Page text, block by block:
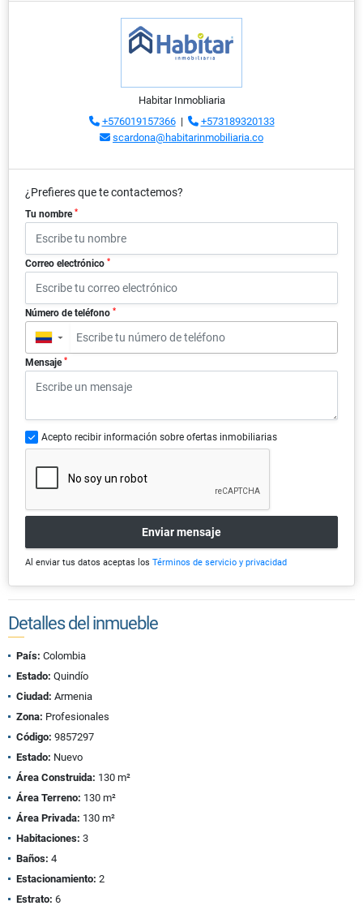
Habitar Inmobliaria
+576019157366|
+573189320133
scardona@habitarinmobiliaria.co
¿Prefieres que te contactemos?
Tu nombre *
Correo electrónico *
Número de teléfono *
▼
Mensaje *
Acepto recibir información sobre ofertas inmobiliarias
Enviar mensaje
Al enviar tus datos aceptas los Términos de servicio y privacidad
Detalles del inmueble
País: Colombia
Estado: Quindío
Ciudad: Armenia
Zona: Profesionales
Código: 9857297
Estado: Nuevo
Área Construida: 130 m²
Área Terreno: 130 m²
Área Privada: 130 m²
Habitaciones: 3
Baños: 4
Estacionamiento: 2
Estrato: 6